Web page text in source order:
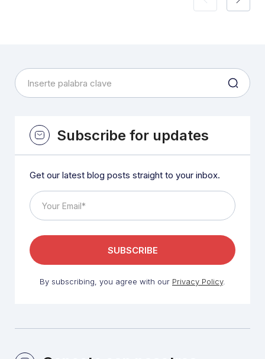
Subscribe for updates
Get our latest blog posts straight to your inbox.
By subscribing, you agree with our Privacy Policy.